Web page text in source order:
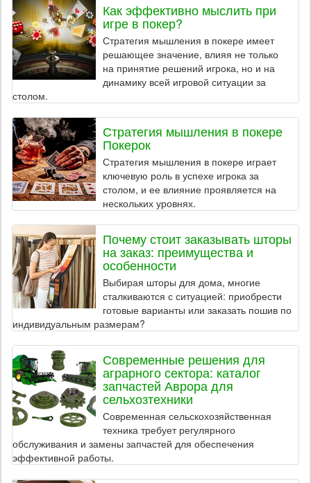
Как эффективно мыслить при
игре в покер?
Стратегия мышления в покере имеет
решающее значение, влияя не только
на принятие решений игрока, но и на
динамику всей игровой ситуации за
столом.
Стратегия мышления в покере
Покерок
Стратегия мышления в покере играет
ключевую роль в успехе игрока за
столом, и ее влияние проявляется на
нескольких уровнях.
Почему стоит заказывать шторы
на заказ: преимущества и
особенности
Выбирая шторы для дома, многие
сталкиваются с ситуацией: приобрести
готовые варианты или заказать пошив по
индивидуальным размерам?
Современные решения для
аграрного сектора: каталог
запчастей Аврора для
сельхозтехники
Современная сельскохозяйственная
техника требует регулярного
обслуживания и замены запчастей для обеспечения
эффективной работы.